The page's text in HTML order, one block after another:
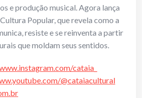
e produção musical. Agora lança
Popular, que revela como a
resiste e se reinventa a partir
que moldam seus sentidos.
cataia_
@cataiacultural